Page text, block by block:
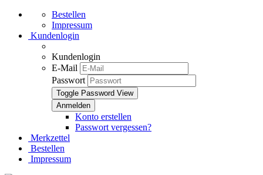
Bestellen
Impressum
Kundenlogin
Kundenlogin
E-Mail
Passwort
Toggle Password View
Konto erstellen
Passwort vergessen?
Merkzettel
Bestellen
Impressum